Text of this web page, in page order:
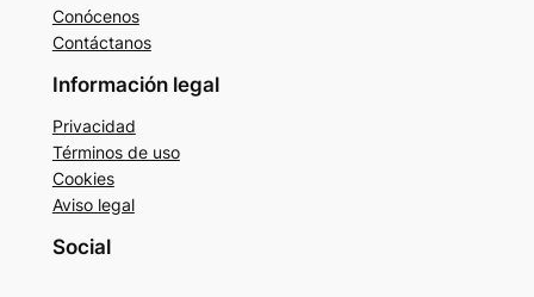
Conócenos
Contáctanos
Información legal
Privacidad
Términos de uso
Cookies
Aviso legal
Social